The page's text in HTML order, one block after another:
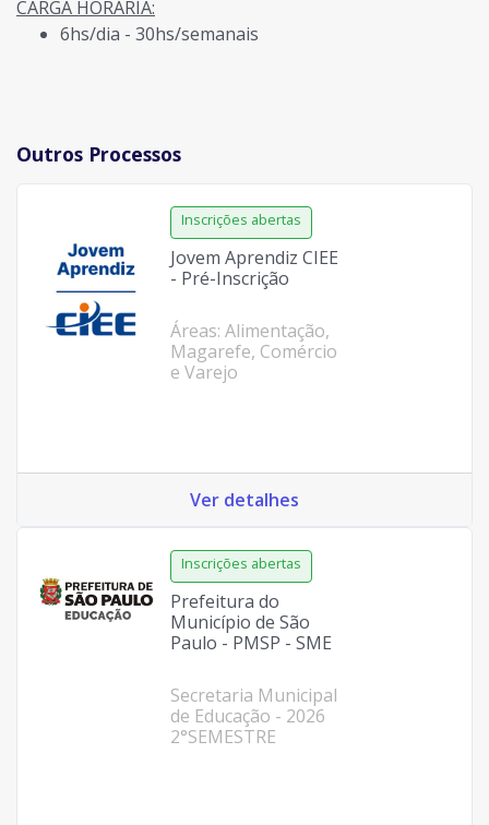
CARGA HORÁRIA:
6hs/dia - 30hs/semanais
Outros Processos
Jovem Aprendiz CIEE
- Pré-Inscrição
Áreas: Alimentação,
Magarefe, Comércio
e Varejo
Ver detalhes
Prefeitura do
Município de São
Paulo - PMSP - SME
Secretaria Municipal
de Educação - 2026
2°SEMESTRE